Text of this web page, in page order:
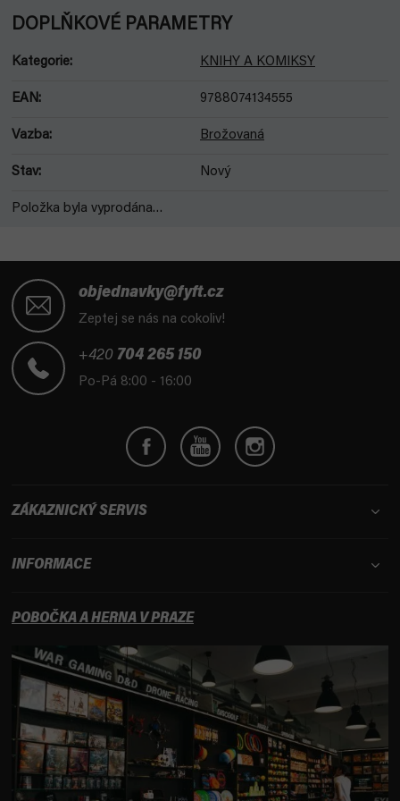
DOPLŇKOVÉ PARAMETRY
Kategorie: KNIHY A KOMIKSY
EAN: 9788074134555
Vazba: Brožovaná
Stav: Nový
Položka byla vyprodána…
objednavky@fyft.cz
Zeptej se nás na cokoliv!
+420 704 265 150
Po-Pá 8:00 - 16:00
ZÁKAZNICKÝ SERVIS
INFORMACE
POBOČKA A HERNA V PRAZE